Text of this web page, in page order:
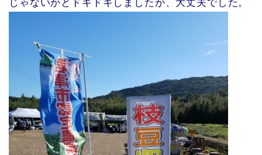
じゃないかとドキドキしましたが、大丈夫でした。